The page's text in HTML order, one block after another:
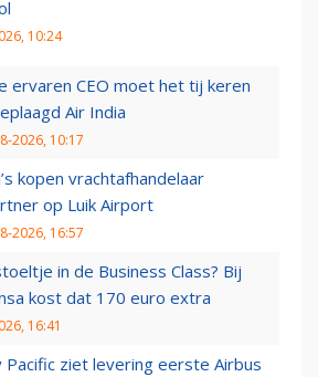
10:24
ervaren CEO moet het tij keren
Air India
2026, 10:17
kopen vrachtafhandelaar
op Luik Airport
2026, 16:57
in de Business Class? Bij
kost dat 170 euro extra
16:41
Pacific ziet levering eerste Airbus